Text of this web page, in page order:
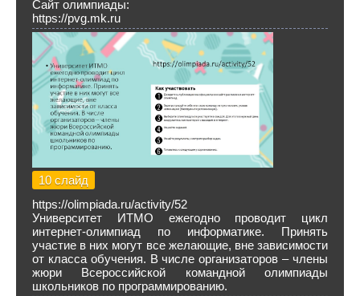
Сайт олимпиады:
https://pvg.mk.ru
10 слайд
https://olimpiada.ru/activity/52
Университет ИТМО ежегодно проводит цикл
интернет-олимпиад по информатике. Принять
участие в них могут все желающие, вне зависимости
от класса обучения. В числе организаторов – члены
жюри Всероссийской командной олимпиады
школьников по программированию.